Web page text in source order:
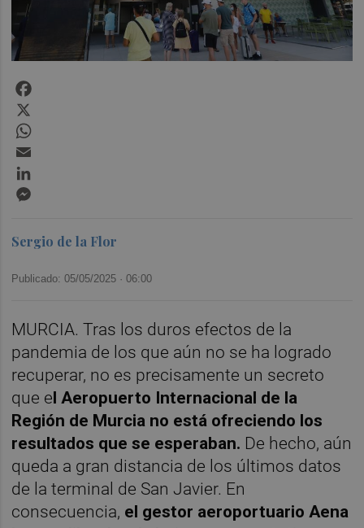
Sergio de la Flor
Publicado: 05/05/2025 ·06:00
MURCIA. Tras los duros efectos de la
pandemia de los que aún no se ha logrado
recuperar, no es precisamente un secreto
que el Aeropuerto Internacional de la
Región de Murcia no está ofreciendo los
resultados que se esperaban. De hecho, aún
queda a gran distancia de los últimos datos
de la terminal de San Javier. En
consecuencia, el gestor aeroportuario Aena